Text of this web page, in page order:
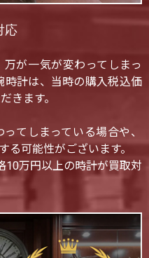
応
が一気が変わってしまっ
時計は、当時の購入税込価
きます。
てしまっている場合や、
る可能性がございます。
万円以上の時計が買取対